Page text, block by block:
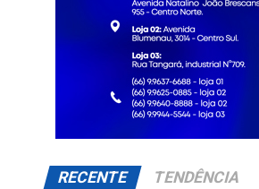
RECENTE TENDÊNCIA